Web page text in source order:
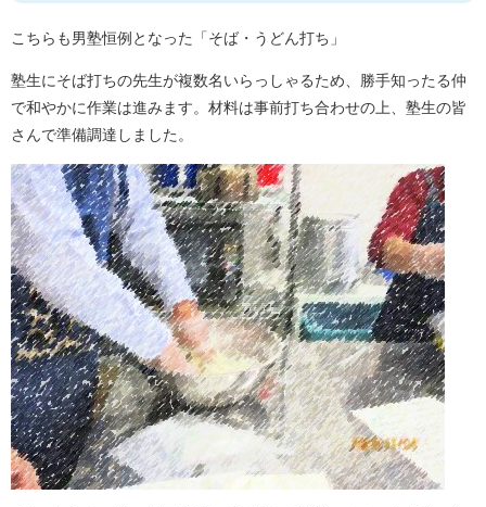
こちらも男塾恒例となった「そば・うどん打ち」
塾生にそば打ちの先生が複数名いらっしゃるため、勝手知ったる仲
で和やかに作業は進みます。材料は事前打ち合わせの上、塾生の皆
さんで準備調達しました。